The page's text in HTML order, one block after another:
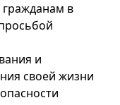
гражданам в
и
своей жизни